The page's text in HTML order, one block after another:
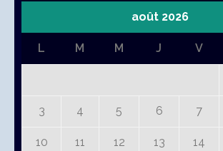
août 2026
L M M J V
3 4 5 6 7
10 11 12 13 14